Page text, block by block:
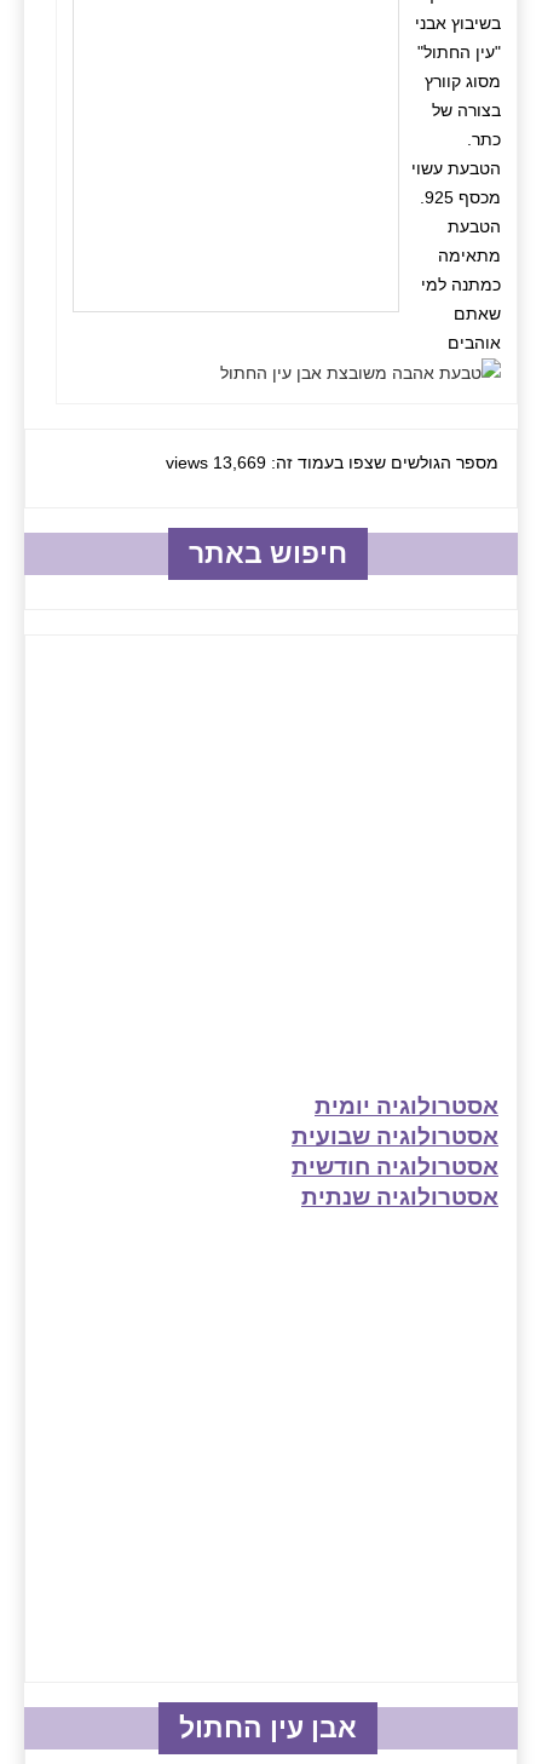
בשיבוץ אבני
"עין החתול"
מסוג קוורץ
בצורה של
כתר.
הטבעת עשוי
הטבעת
מתאימה
כמתנה למי
שאתם
אוהבים
מספר הגולשים שצפו בעמוד זה: 13,669 views
חיפוש באתר
אסטרולוגיה יומית
אסטרולוגיה שבועית
אסטרולוגיה חודשית
אסטרולוגיה שנתית
אבן עין החתול